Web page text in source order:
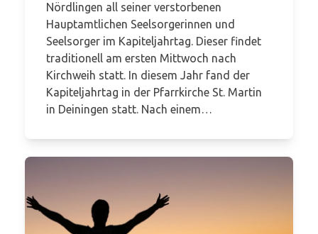
Nördlingen all seiner verstorbenen
Hauptamtlichen Seelsorgerinnen und
Seelsorger im Kapiteljahrtag. Dieser findet
traditionell am ersten Mittwoch nach
Kirchweih statt. In diesem Jahr fand der
Kapiteljahrtag in der Pfarrkirche St. Martin
in Deiningen statt. Nach einem…